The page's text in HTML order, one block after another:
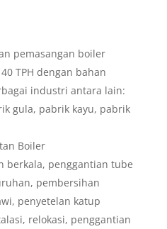
pemasangan boiler
TPH dengan bahan
industri antara lain:
gula, pabrik kayu, pabrik
Boiler
berkala, penggantian tube
pembersihan
penyetelan katup
relokasi, penggantian